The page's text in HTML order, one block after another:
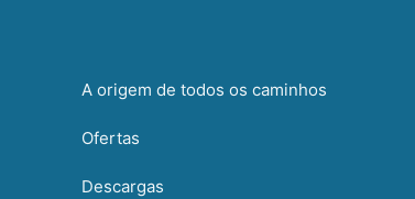
A origem de todos os caminhos
Ofertas
Descargas